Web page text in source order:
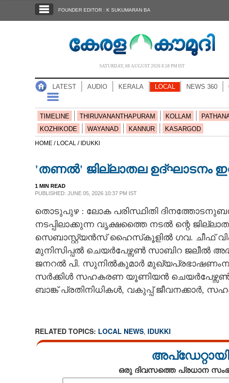
NOTIFIED NEWS
NEWS 360
OPINION
SPIRITUAL
FOUNDER EDITOR : K SUKUMARAN BA
SATURDAY, 08 AUGUST 2026 8.58 PM IST
LATEST AUDIO KERALA LOCAL NEWS 360
TIMELINE THIRUVANANTHAPURAM KOLLAM
KOZHIKODE
WAYANAD KANNUR KASARGOD
HOME / LOCAL / IDUKKI
'തണൽ' ജില്ലാതല ഉദ്ഘാടനം
1 MIN READ
PUBLISHED: JUNE 05, 2026 10:37 PM IST
തൊടുപുഴ : ലോക പരിസ്ഥിതി
നടപ്പിലാക്കുന്ന വൃക്ഷത്തൈ നടൽ ന്റെ
സെബാസ്റ്റ്യൻസ് ഹൈസ്‌കൂളിൽ ഗവ. ചീഫ്
മുനിസിപ്പൽ ചെയർപേഴ്സൺ സാബിറ ജലീൽ
ജനറൽ പി. സുനിൽകുമാർ
സർക്കിൾ സഹകരണ യൂണിയൻ
ബാങ്ക് പ്രതിനിധികൾ, വകുപ്പ് ജീവനക്കാർ,
RELATED TOPICS: LOCAL NEWS, IDUKKI
ഒരു ദിവസത്തെ പ്രധാന